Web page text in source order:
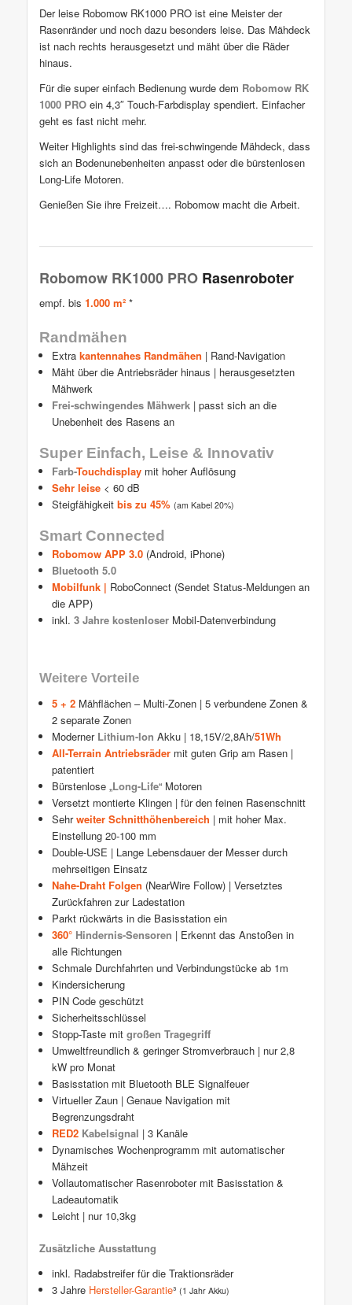
Der leise Robomow RK1000 PRO ist eine Meister der
Rasenränder und noch dazu besonders leise. Das Mähdeck
ist nach rechts herausgesetzt und mäht über die Räder
hinaus.
Für die super einfach Bedienung wurde dem Robomow RK
1000 PROein 4,3″ Touch-Farbdisplay spendiert. Einfacher
geht es fast nicht mehr.
Weiter Highlights sind das frei-schwingende Mähdeck, dass
sich an Bodenunebenheiten anpasst oder die bürstenlosen
Long-Life Motoren.
Genießen Sie ihre Freizeit…. Robomow macht die Arbeit.
Robomow RK1000 PRO Rasenroboter
empf. bis 1.000 m²*
Randmähen
Extrakantennahes Randmähen | Rand-Navigation
Mäht über die Antriebsräder hinaus | herausgesetzten
Mähwerk
Frei-schwingendes Mähwerk | passt sich an die
Unebenheit des Rasens an
Super Einfach, Leise & Innovativ
Farb-Touchdisplay mit hoher Auflösung
Sehr leise < 60 dB
Steigfähigkeitbis zu 45% (am Kabel 20%)
Smart Connected
Robomow APP 3.0 (Android, iPhone)
Bluetooth 5.0
Mobilfunk | RoboConnect (Sendet Status-Meldungen an
die APP)
inkl.3 Jahre kostenloser Mobil-Datenverbindung
Weitere Vorteile
5 + 2 Mähflächen – Multi-Zonen | 5 verbundene Zonen &
2 separate Zonen
Moderner Lithium-Ion Akku | 18,15V/2,8Ah/51Wh
All-Terrain Antriebsräder mit guten Grip am Rasen |
patentiert
Bürstenlose „Long-Life“ Motoren
Versetzt montierte Klingen | für den feinen Rasenschnitt
Sehrweiter Schnitthöhenbereich | mit hoher Max.
Einstellung 20-100 mm
Double-USE | Lange Lebensdauer der Messer durch
mehrseitigen Einsatz
Nahe-Draht Folgen (NearWire Follow) | Versetztes
Zurückfahren zur Ladestation
Parkt rückwärts in die Basisstation ein
360° Hindernis-Sensoren | Erkennt das Anstoßen in
alle Richtungen
Schmale Durchfahrten und Verbindungstücke ab 1m
Kindersicherung
PIN Code geschützt
Sicherheitsschlüssel
Stopp-Taste mitgroßen Tragegriff
Umweltfreundlich & geringer Stromverbrauch | nur 2,8
kW pro Monat
Basisstation mit Bluetooth BLE Signalfeuer
Virtueller Zaun | Genaue Navigation mit
Begrenzungsdraht
RED2 Kabelsignal | 3 Kanäle
Dynamisches Wochenprogramm mit automatischer
Mähzeit
Vollautomatischer Rasenroboter mit Basisstation &
Ladeautomatik
Leicht | nur 10,3kg
Zusätzliche Ausstattung
inkl. Radabstreifer für die Traktionsräder
3 Jahre Hersteller-Garantie³(1 Jahr Akku)